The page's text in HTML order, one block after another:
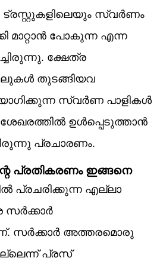
ട്രസ്റ്റുകളിലെയും സ്വര്‍ണം
മാറ്റാന്‍ പോകുന്ന എന്ന
ക്ഷേത്ര
തുടങ്ങിയവ
സ്വര്‍ണ പാളികള്‍
ഉള്‍പ്പെടുത്താന്‍
പ്രചാരണം.
പ്രതികരണം ഇങ്ങനെ
പ്രചരിക്കുന്ന എല്ലാ
സര്‍ക്കാര്‍
സര്‍ക്കാര്‍ അത്തരമൊരു
പ്രസ്